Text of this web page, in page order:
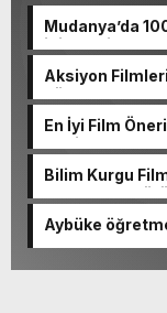
Mudanya’da
için ev kiraladı
Aksiyon
Türk ve
En İyi Film
Aksiyon,
Bilim Kurgu
Heyecanlı,
Aybüke